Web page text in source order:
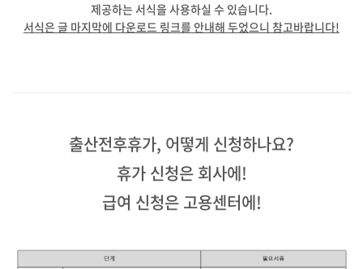
제공하는 서식을 사용하실 수 있습니다.
서식은 글 마지막에 다운로드 링크를 안내해 두었으니 참고바랍니다!
출산전후휴가, 어떻게 신청하나요?
휴가 신청은 회사에!
급여 신청은 고용센터에!